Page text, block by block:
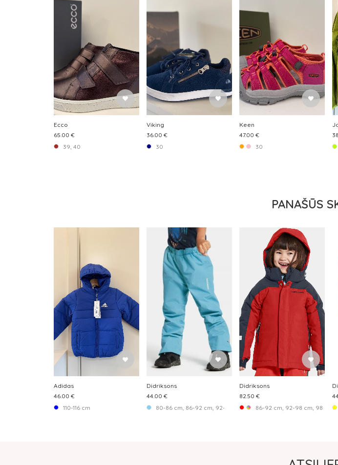
Ecco
65.00 €
39, 40
Viking
36.00 €
30
Keen
47.00 €
30
PANAŠŪS
Adidas
46.00 €
110-116 cm
Didriksons
44.00 €
80-86 cm, 86-92 cm, 92-98 cm, 98-104 cm, 104-110 cm, 110-116 cm,
Didriksons
82.50 €
86-92 cm, 92-98 cm, 98-104